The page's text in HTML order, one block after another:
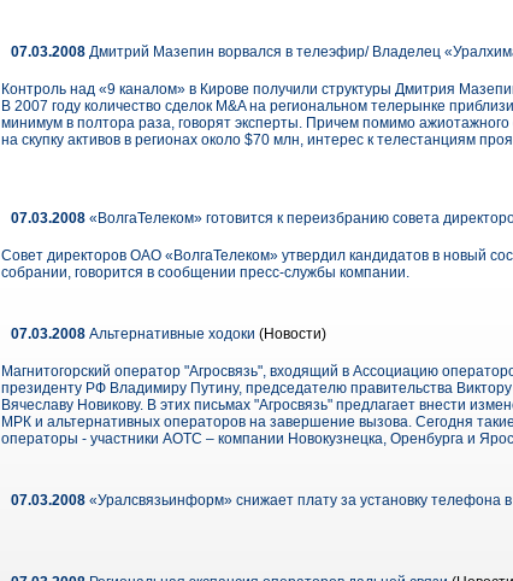
07.03.2008 Дмитрий Мазепин ворвался в телеэфир/ Владелец
Контроль над «9 каналом» в Кирове получили структуры Дмитрия
В 2007 году количество сделок M&A на региональном телерынке
минимум в полтора раза, говорят эксперты. Причем помимо
на скупку активов в регионах около $70 млн, интерес к телестанциям
07.03.2008 «ВолгаТелеком» готовится к переизбранию совета
Совет директоров ОАО «ВолгаТелеком» утвердил кандидатов в новый
собрании, говорится в сообщении пресс-службы компании.
07.03.2008 Альтернативные ходоки (Новости)
Магнитогорский оператор "Агросвязь", входящий в Ассоциацию
президенту РФ Владимиру Путину, председателю правительства
Вячеславу Новикову. В этих письмах "Агросвязь" предлагает внести
МРК и альтернативных операторов на завершение вызова. Сегодня
операторы - участники АОТС – компании Новокузнецка, Оренбурга и
07.03.2008 «Уралсвязьинформ» снижает плату за установку телефона